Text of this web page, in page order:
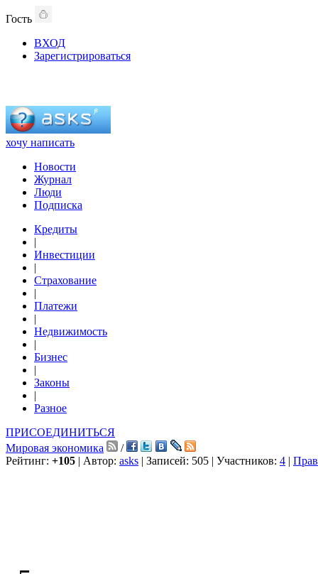
Гость
ВХОД
Зарегистрироваться
хочу написать
Новости
Журнал
Люди
Подписка
Кредиты
|
Инвестиции
|
Страхование
|
Платежи
|
Недвижимость
|
Бизнес
|
Законы
|
Разное
ПРИСОЕДИНИТЬСЯ
Мировая экономика
/
Рейтинг: +105 | Автор: asks | Записей: 505 | Участников: 4 |